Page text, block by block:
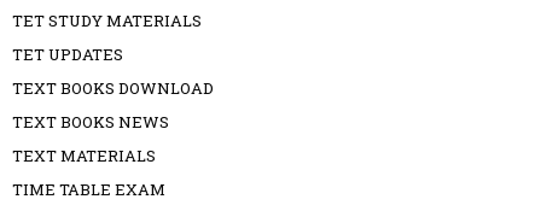
TET STUDY MATERIALS
TET UPDATES
TEXT BOOKS DOWNLOAD
TEXT BOOKS NEWS
TEXT MATERIALS
TIME TABLE EXAM